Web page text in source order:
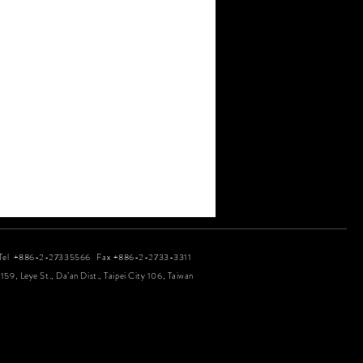
+886-2-27335566 Fax +886-2-2733-3311
Leye St., Da’an Dist., Taipei City 106, Taiwan